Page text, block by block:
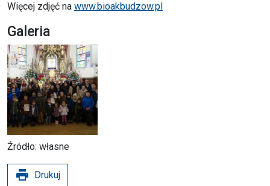
Więcej zdjęć na www.bioakbudzow.pl
Galeria
Źródło: własne
print Drukuj